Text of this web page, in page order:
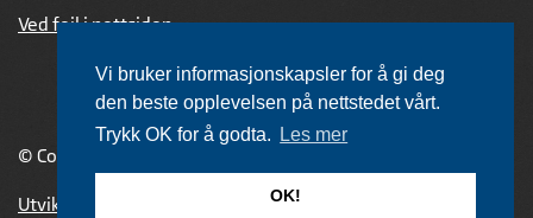
Vi bruker informasjonskapsler for å gi deg
den beste opplevelsen på nettstedet vårt.
Trykk OK for å godta.
Les mer
OK!
Ved feil i nettsiden
© Copyright 2026 |
Utviklet av Netlab publiseres med eRedaktør